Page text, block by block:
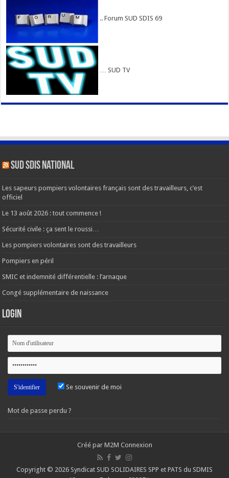
.. Forum SUD SDIS 69
… SUD TV
SUD SDIS national
Les sapeurs pompiers volontaires français sont des travailleurs, c’est
officiel
Le 13 août 2026 : tout commence !
Sécurité civile : ça sent le roussi…
Les pompiers volontaires sont des travailleurs
Pompiers en péril
SMIC et indemnité différentielle : l’arnaque
Congé supplémentaire de naissance
Login
Se souvenir de moi
Mot de passe perdu ?
Créé par M2M Connexion
Copyright © 2026 Syndicat SUD SOLIDAIRES SPP et PATS du SDMIS